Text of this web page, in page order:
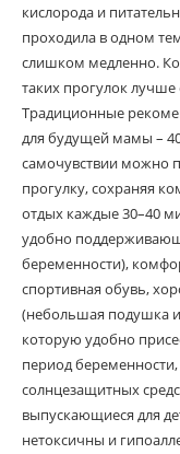
кислорода и
проходила в одном
слишком медленно.
таких прогулок
Традиционные
для будущей мамы –
самочувствии можно
прогулку, сохраняя
отдых каждые 30–40
удобно
беременности),
спортивная обувь,
(небольшая подушка
которую удобно
период беременности,
солнцезащитных
выпускающиеся для
нетоксичны и